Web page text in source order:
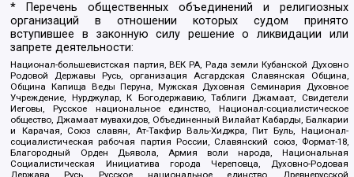
* Перечень общественных объединений и религиозных
организаций в отношении которых судом принято
вступившее в законную силу решение о ликвидации или
запрете деятельности:
Национал-большевистская партия, ВЕК РА, Рада земли Кубанской Духовно
Родовой Державы Русь, организация Асгардская Славянская Община,
Община Капища Веды Перуна, Мужская Духовная Семинария Духовное
Учреждение, Нурджулар, К Богодержавию, Таблиги Джамаат, Свидетели
Иеговы, Русское национальное единство, Национал-социалистическое
общество, Джамаат мувахидов, Объединенный Вилайат Кабарды, Балкарии
и Карачая, Союз славян, Ат-Такфир Валь-Хиджра, Пит Буль, Национал-
социалистическая рабочая партия России, Славянский союз, Формат-18,
Благородный Орден Дьявола, Армия воли народа, Национальная
Социалистическая Инициатива города Череповца, Духовно-Родовая
Держава Русь, Русское национальное единство, Древнерусской